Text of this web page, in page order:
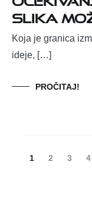
slika
Koja je granica
ideje, […]
PROČITAJ!
Posts
Page
1 Page
2 Page
3 4